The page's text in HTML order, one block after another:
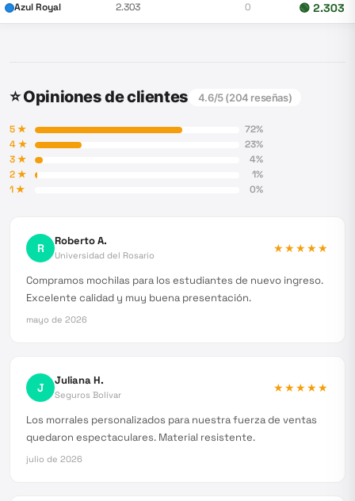
Azul Royal 2.303 0 🟢 2.303
⭐ Opiniones de clientes 4.6/5 (204 reseñas)
5★ 72%
4★ 23%
3★ 4%
2★ 1%
1★ 0%
R Roberto A.
Universidad del Rosario
★★★★★
Compramos mochilas para los estudiantes de nuevo ingreso.
Excelente calidad y muy buena presentación.
mayo de 2026
J Juliana H.
Seguros Bolívar
★★★★★
Los morrales personalizados para nuestra fuerza de ventas
quedaron espectaculares. Material resistente.
julio de 2026